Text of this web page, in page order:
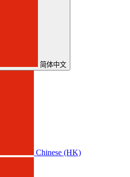
简体中文
Chinese (HK)